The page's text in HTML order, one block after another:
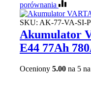
porównania
SKU: AK-77-VA-SI-P
Akumulator
E44 77Ah
Oceniony 5.00 na 5